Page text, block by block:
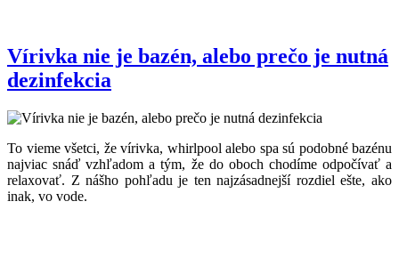
Vírivka nie je bazén, alebo prečo je nutná
dezinfekcia
To vieme všetci, že vírivka, whirlpool alebo spa sú podobné bazénu
najviac snáď vzhľadom a tým, že do oboch chodíme odpočívať a
relaxovať. Z nášho pohľadu je ten najzásadnejší rozdiel ešte, ako
inak, vo vode.